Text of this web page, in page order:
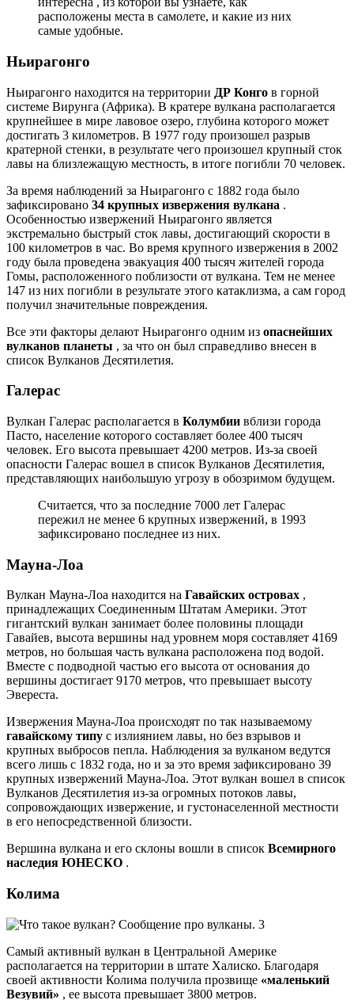
расположены места в самолете, и какие из них
самые удобные.
Ньирагонго
Ньирагонго находится на территории ДР Конго в горной
системе Вирунга (Африка). В кратере вулкана располагается
крупнейшее в мире лавовое озеро, глубина которого может
достигать 3 километров. В 1977 году произошел разрыв
кратерной стенки, в результате чего произошел крупный сток
лавы на близлежащую местность, в итоге погибли 70 человек.
За время наблюдений за Ньирагонго с 1882 года было
зафиксировано 34 крупных извержения вулкана .
Особенностью извержений Ньирагонго является
экстремально быстрый сток лавы, достигающий скорости в
100 километров в час. Во время крупного извержения в 2002
году была проведена эвакуация 400 тысяч жителей города
Гомы, расположенного поблизости от вулкана. Тем не менее
147 из них погибли в результате этого катаклизма, а сам город
получил значительные повреждения.
Все эти факторы делают Ньирагонго одним из опаснейших
вулканов планеты , за что он был справедливо внесен в
список Вулканов Десятилетия.
Галерас
Вулкан Галерас располагается в Колумбии вблизи города
Пасто, население которого составляет более 400 тысяч
человек. Его высота превышает 4200 метров. Из-за своей
опасности Галерас вошел в список Вулканов Десятилетия,
представляющих наибольшую угрозу в обозримом будущем.
Считается, что за последние 7000 лет Галерас
пережил не менее 6 крупных извержений, в 1993
зафиксировано последнее из них.
Мауна-Лоа
Вулкан Мауна-Лоа находится на Гавайских островах ,
принадлежащих Соединенным Штатам Америки. Этот
гигантский вулкан занимает более половины площади
Гавайев, высота вершины над уровнем моря составляет 4169
метров, но большая часть вулкана расположена под водой.
Вместе с подводной частью его высота от основания до
вершины достигает 9170 метров, что превышает высоту
Эвереста.
Извержения Мауна-Лоа происходят по так называемому
гавайскому типу с излиянием лавы, но без взрывов и
крупных выбросов пепла. Наблюдения за вулканом ведутся
всего лишь с 1832 года, но и за это время зафиксировано 39
крупных извержений Мауна-Лоа. Этот вулкан вошел в список
Вулканов Десятилетия из-за огромных потоков лавы,
сопровождающих извержение, и густонаселенной местности
в его непосредственной близости.
Вершина вулкана и его склоны вошли в список Всемирного
наследия ЮНЕСКО .
Колима
Самый активный вулкан в Центральной Америке
располагается на территории в штате Халиско. Благодаря
своей активности Колима получила прозвище «маленький
Везувий» , ее высота превышает 3800 метров.